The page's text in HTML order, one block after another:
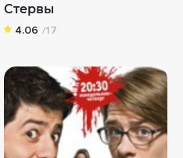
Стервы
4.06 /17